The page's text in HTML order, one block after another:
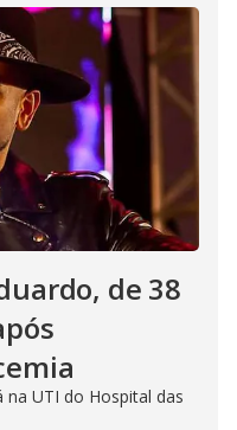
de 38
UTI do Hospital das